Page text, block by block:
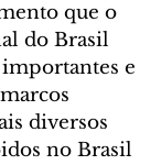
que o
do Brasil
e
diversos
no Brasil